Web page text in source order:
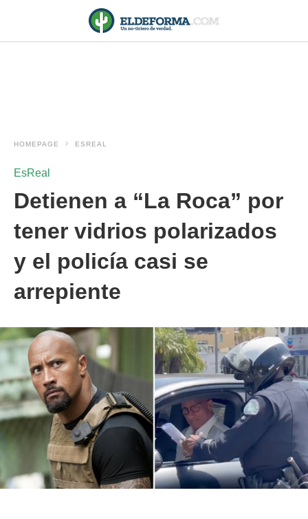
HOMEPAGE ESREAL
EsReal
Detienen a “La Roca” por
tener vidrios polarizados
y el policía casi se
arrepiente